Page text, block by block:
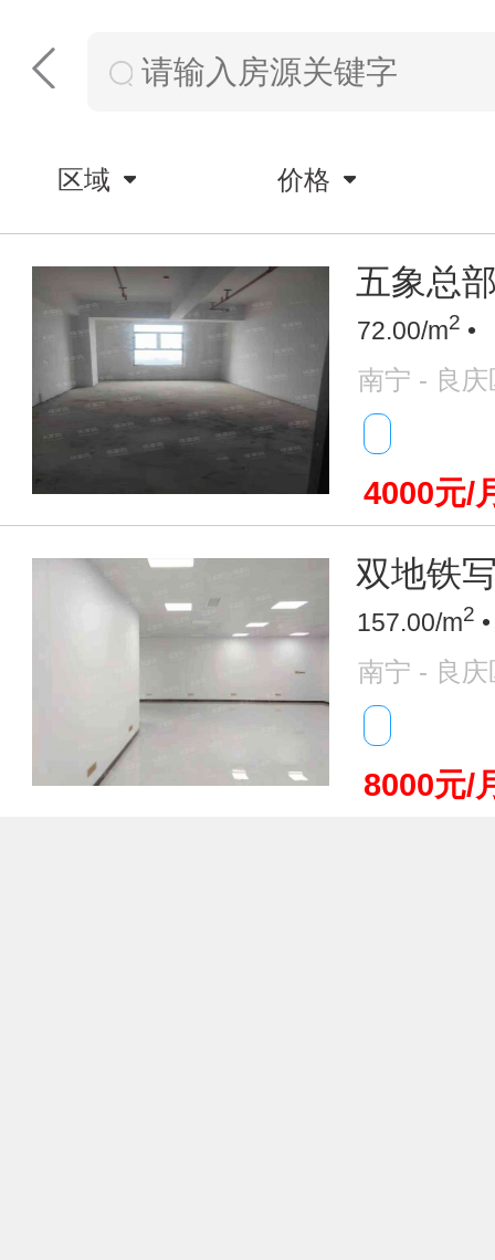
区域 价格
五象总
72.00/m2 •
南宁 - 良庆
4000元/
双地铁
157.00/m2 •
南宁 - 良庆
8000元/